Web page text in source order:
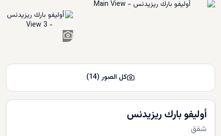
أوليفو بارك ريزيدنس
شقق
كل الصور(
14
)